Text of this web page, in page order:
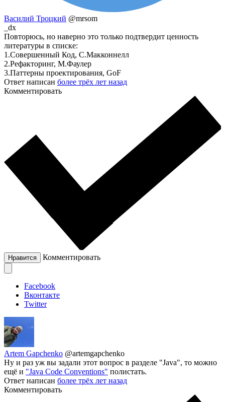
Василий Троцкий @mrsom
_dx
Повторюсь, но наверно это только подтвердит ценность
литературы в списке:
1.Совершенный Код, С.Макконнелл
2.Рефакторинг, М.Фаулер
3.Паттерны проектирования, GoF
Ответ написан более трёх лет назад
Комментировать
Нравится Комментировать
Facebook
Вконтакте
Twitter
Artem Gapchenko @artemgapchenko
Ну и раз уж вы задали этот вопрос в разделе "Java", то можно
ещё и "Java Code Conventions" полистать.
Ответ написан более трёх лет назад
Комментировать